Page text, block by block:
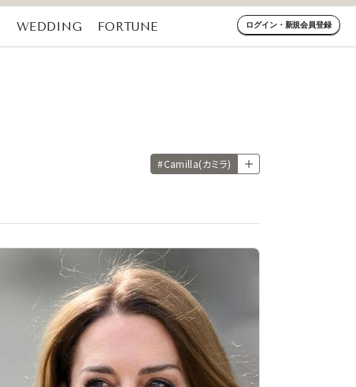
WEDDING
FORTUNE
ログイン・新規会員登録
#Camilla(カミラ)